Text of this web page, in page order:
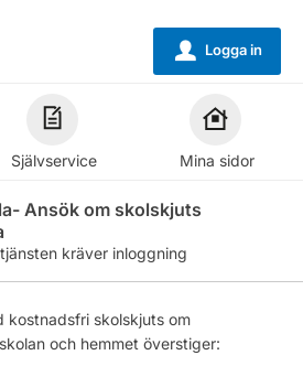
Självservice Mina sidor
u Logga in
Ansök om skolskjuts
kräver inloggning
kostnadsfri skolskjuts om
och hemmet överstiger: